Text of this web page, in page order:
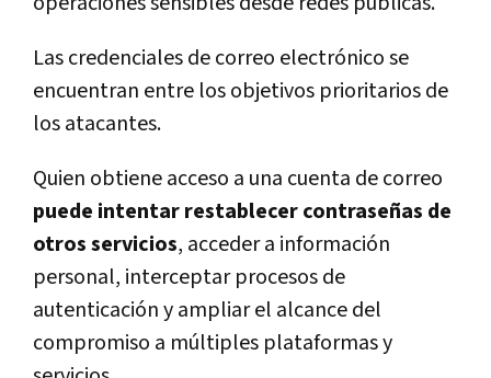
Las credenciales de correo electrónico se
encuentran entre los objetivos prioritarios de
los atacantes.
Quien obtiene acceso a una cuenta de correo
puede intentar restablecer contraseñas de
otros servicios, acceder a información
personal, interceptar procesos de
autenticación y ampliar el alcance del
compromiso a múltiples plataformas y